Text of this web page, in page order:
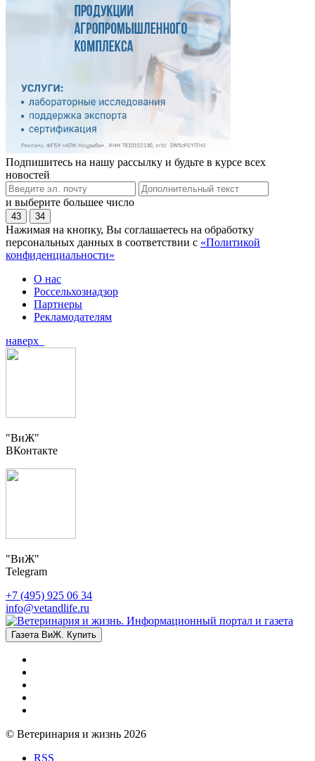
Подпишитесь на нашу рассылку и будьте в курсе всех
новостей
и выберите большее число
43 34
Нажимая на кнопку, Вы соглашаетесь на обработку
персональных данных в соответствии с «Политикой
конфиденциальности»
О нас
Россельхознадзор
Партнеры
Рекламодателям
наверх
"ВиЖ"
ВКонтакте
"ВиЖ"
Telegram
+7 (495) 925 06 34
info@vetandlife.ru
Газета ВиЖ. Купить
© Ветеринария и жизнь 2026
RSS